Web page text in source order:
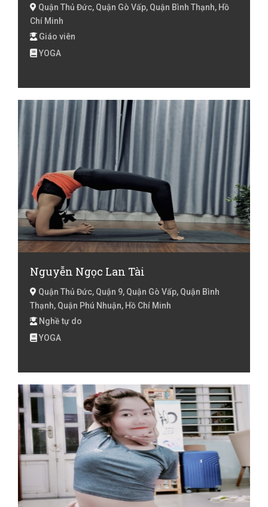
Quận Thủ Đức, Quận Gò Vấp, Quận Bình Thạnh, Hồ
Chí Minh
Giáo viên
YOGA
Nguyễn Ngọc Lan Tài
Quận Thủ Đức, Quận 9, Quận Gò Vấp, Quận Bình
Thạnh, Quận Phú Nhuận, Hồ Chí Minh
Nghề tự do
YOGA